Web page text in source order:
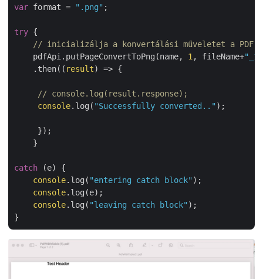
var format = ".png" ;
try {
// inicializálja a konvertálási műveletet a PDF
    pdfApi.putPageConvertToPng(name,
1 , fileName+"_1"
    .then(
( result) => {
// console.log(result.response);
console.log( "Successfully converted.." );
     });
    }
catch (e) {
console.log( "entering catch block" );
console.log(e);
console.log( "leaving catch block" );